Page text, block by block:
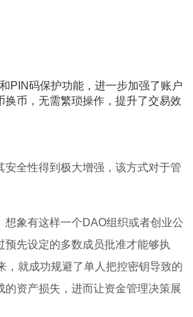
PIN码保护功能，进一步加强了账户
币，无需繁琐操作，提升了交易效
全性得到极大增强，该方式对于管
象有这样一个DAO组织或者创业公
先设定的多数成员批准才能够执
，就成功规避了单人把控密钥导致的
资产损失，进而让资金管理决策展